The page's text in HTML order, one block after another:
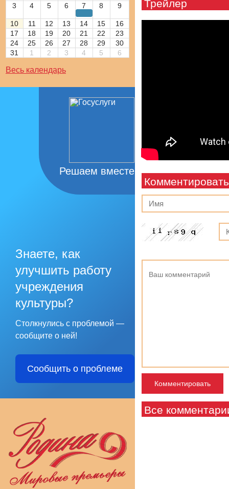
3 4 5 6 7 8 9
10 11 12 13 14 15
16
17
18 19 20 21 22
23
24
25 26 27 28 29
30
31
1 2 3 4 5 6
Весь календарь
Решаем вместе
Знаете, как
улучшить работу
учреждения
культуры?
Столкнулись с проблемой —
сообщите о ней!
Сообщить о проблеме
Трейлер
Комментировать
Все